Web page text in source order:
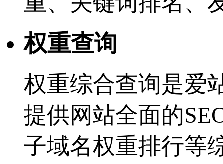
权重查询
权重综合查询是爱
提供网站全面的
子域名权重排行等